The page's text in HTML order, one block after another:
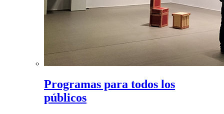
Programas para todos los
públicos